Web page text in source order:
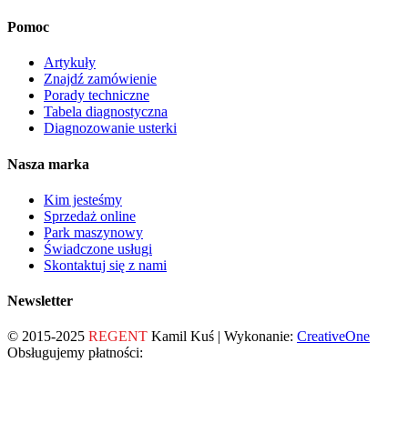
Pomoc
Artykuły
Znajdź zamówienie
Porady techniczne
Tabela diagnostyczna
Diagnozowanie usterki
Nasza marka
Kim jesteśmy
Sprzedaż online
Park maszynowy
Świadczone usługi
Skontaktuj się z nami
Newsletter
© 2015-2025 REGENT Kamil Kuś | Wykonanie: CreativeOne
Obsługujemy płatności: